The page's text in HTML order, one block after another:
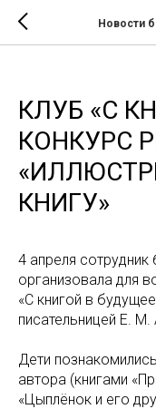
Новости
КЛУБ «С
КОНКУРС
КНИГУ»
4 апреля
организовала для
«С книгой в
писательницей Е. М.
Дети
автора (книгами
«Цыплёнок и его